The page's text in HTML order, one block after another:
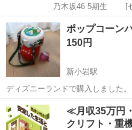
乃木坂46 5期生 [セブン
ド] と おまけで [ク
◆写真2枚目3枚目 ENTAME購入
東京 葛飾区 新柴又駅
ポップコーン
150円
新小岩駅
ディズニーランドで購入しました
っ越しに伴い、出品します。 ・ポップコーンバケット ディズニークリ
スマス2011 上部がランプになって
・グミケース ...
東京 江戸川区 新小岩駅
≪月収35万円
クリフト・重